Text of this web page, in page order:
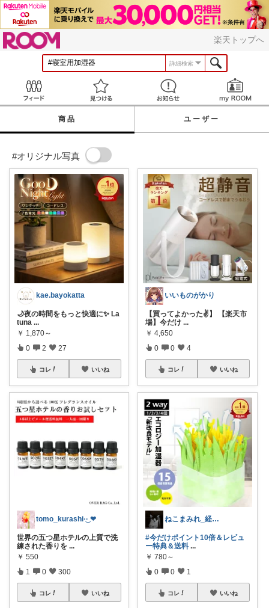
楽天トップへ
詳細検索
見つける お知らせ
商品 ユーザー
#オリジナル写真
kae.bayokatta
🌙夜の時間をもっと快適に✨ La
tuna ...
￥ 1,870～
0 2 27
コレ いいね
tomo_kurashi‪·͜· ❤︎‬
世界の五つ星ホテルの上質で洗
練された香りを ...
￥ 550
1 0 300
コレ いいね
いいものがかり
【買ってよかった✌️】 【楽天市
場】今だけ ...
￥ 4,650
0 0 4
コレ いいね
ねこまみれ_経由感謝致します🐈
#今だけポイント10倍＆レビュ
ー特典＆送料 ...
￥ 780～
0 0 1
コレ いいね